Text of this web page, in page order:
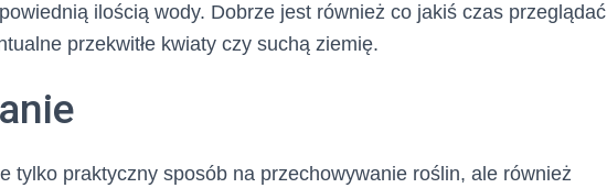
ilością wody. Dobrze jest również co jakiś czas przeglądać
przekwitłe kwiaty czy suchą ziemię.
tylko praktyczny sposób na przechowywanie roślin, ale również